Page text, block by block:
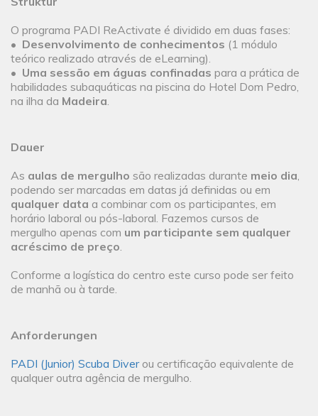
O programa PADI ReActivate é dividido em duas fases:
• Desenvolvimento de conhecimentos (1 módulo
teórico realizado através de eLearning).
• Uma sessão em águas confinadas para a prática de
habilidades subaquáticas na piscina do Hotel Dom Pedro,
na ilha da Madeira.
Dauer
As aulas de mergulho são realizadas durante meio dia,
podendo ser marcadas em datas já definidas ou em
qualquer data a combinar com os participantes, em
horário laboral ou pós-laboral. Fazemos cursos de
mergulho apenas com um participante sem qualquer
acréscimo de preço.
Conforme a logística do centro este curso pode ser feito
de manhã ou à tarde.
Anforderungen
PADI (Junior) Scuba Diverou certificação equivalente de
qualquer outra agência de mergulho.